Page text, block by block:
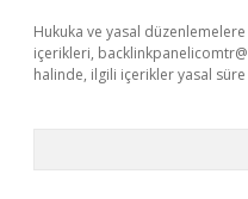
Hukuka ve yasal
içerikleri,
halinde, ilgili içerikler yasal